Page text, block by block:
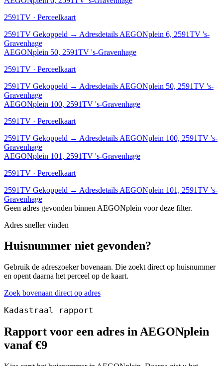
2591TV · Perceelkaart
2591TV Gekoppeld → Adresdetails AEGONplein 6, 2591TV 's-
Gravenhage
AEGONplein 50, 2591TV 's-Gravenhage
2591TV · Perceelkaart
2591TV Gekoppeld → Adresdetails AEGONplein 50, 2591TV 's-
Gravenhage
AEGONplein 100, 2591TV 's-Gravenhage
2591TV · Perceelkaart
2591TV Gekoppeld → Adresdetails AEGONplein 100, 2591TV 's-
Gravenhage
AEGONplein 101, 2591TV 's-Gravenhage
2591TV · Perceelkaart
2591TV Gekoppeld → Adresdetails AEGONplein 101, 2591TV 's-
Gravenhage
Geen adres gevonden binnen AEGONplein voor deze filter.
Adres sneller vinden
Huisnummer niet gevonden?
Gebruik de adreszoeker bovenaan. Die zoekt direct op huisnummer
en opent daarna het perceel op de kaart.
Zoek bovenaan direct op adres
Kadastraal rapport
Rapport voor een adres in AEGONplein
vanaf €9